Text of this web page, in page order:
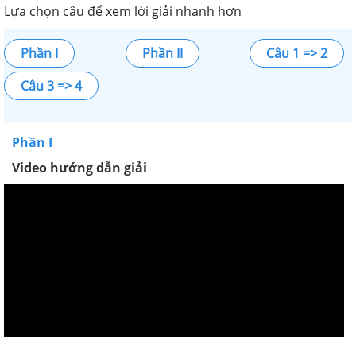
Lựa chọn câu để xem lời giải nhanh hơn
Phần I Phần II
Câu 1 => 2
Câu 3 => 4
Phần I
Video hướng dẫn giải